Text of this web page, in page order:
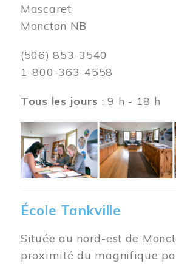
Mascaret
Moncton NB
(506) 853-3540
1-800-363-4558
Tous les jours : 9 h - 18 h
Image
École Tankville
Située au nord-est de
proximité du magnifique